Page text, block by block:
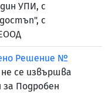
УПИ, с
с
Решение №
се извършва
за Подробен